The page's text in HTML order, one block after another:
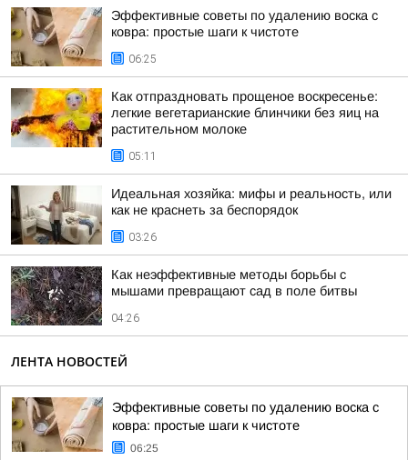
Эффективные советы по удалению воска с
ковра: простые шаги к чистоте
06:25
Как отпраздновать прощеное воскресенье:
легкие вегетарианские блинчики без яиц на
растительном молоке
05:11
Идеальная хозяйка: мифы и реальность, или
как не краснеть за беспорядок
03:26
Как неэффективные методы борьбы с
мышами превращают сад в поле битвы
04:26
ЛЕНТА НОВОСТЕЙ
Эффективные советы по удалению воска с
ковра: простые шаги к чистоте
06:25